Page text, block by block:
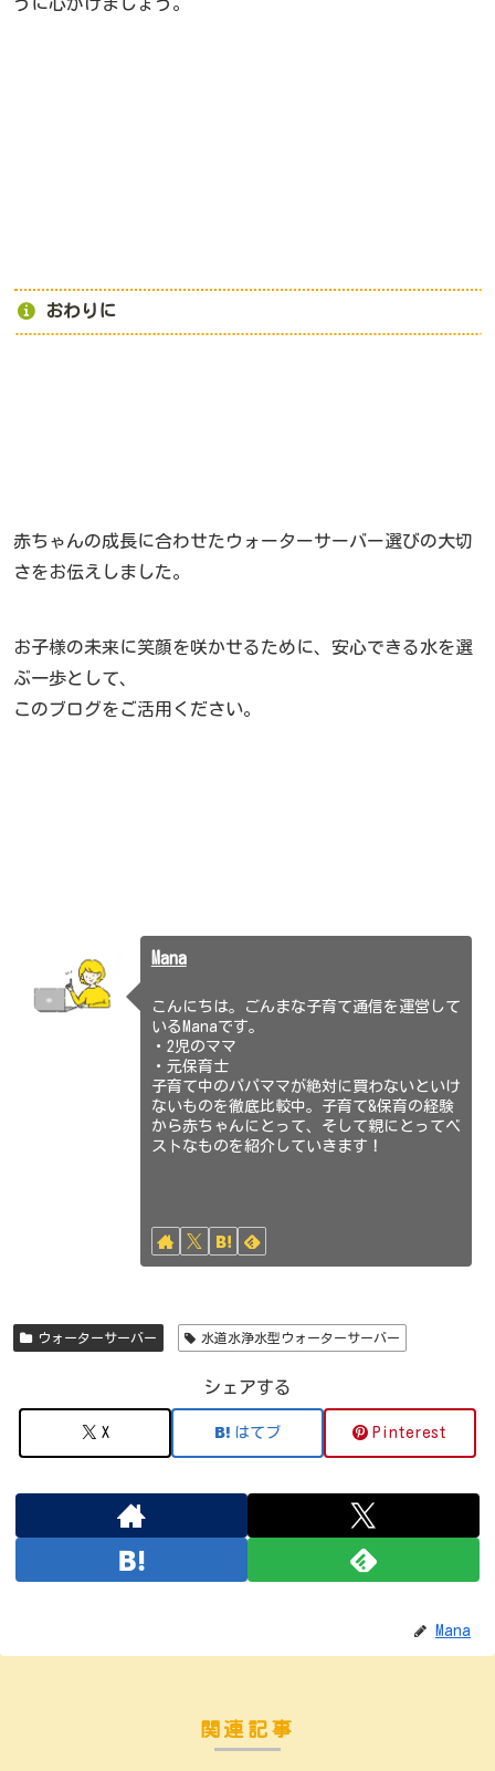
おわりに
赤ちゃんの成長に合わせたウォーターサーバー選びの大切
さをお伝えしました。
お子様の未来に笑顔を咲かせるために、安心できる水を選
ぶ一歩として、
このブログをご活用ください。
Mana
こんにちは。ごんまな子育て通信を運営して
いるManaです。
・2児のママ
・元保育士
子育て中のパパママが絶対に買わないといけ
ないものを徹底比較中。子育て&保育の経験
から赤ちゃんにとって、そして親にとってベ
ストなものを紹介していきます！
ウォーターサーバー 水道水浄水型ウォーターサーバー
シェアする
X はてブ Pinterest
Mana
関連記事